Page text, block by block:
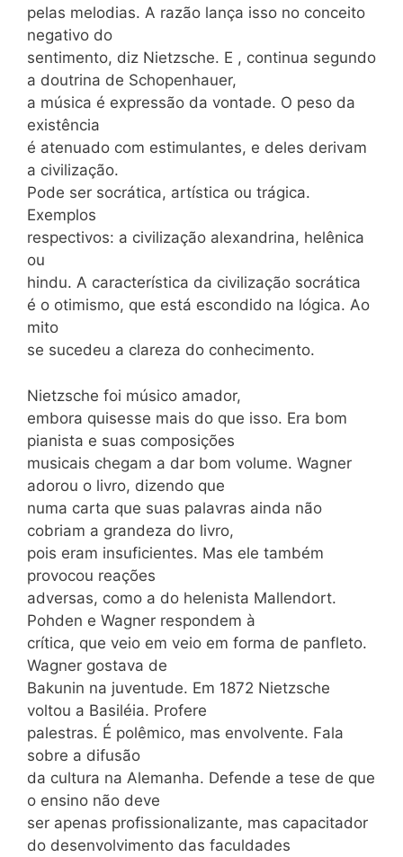
pelas melodias. A razão lança isso no conceito
negativo do
sentimento, diz Nietzsche. E , continua segundo
a doutrina de Schopenhauer,
a música é expressão da vontade. O peso da
existência
é atenuado com estimulantes, e deles derivam
a civilização.
Pode ser socrática, artística ou trágica.
Exemplos
respectivos: a civilização alexandrina, helênica
ou
hindu. A característica da civilização socrática
é o otimismo, que está escondido na lógica. Ao
mito
se sucedeu a clareza do conhecimento.
Nietzsche foi músico amador,
embora quisesse mais do que isso. Era bom
pianista e suas composições
musicais chegam a dar bom volume. Wagner
adorou o livro, dizendo que
numa carta que suas palavras ainda não
cobriam a grandeza do livro,
pois eram insuficientes. Mas ele também
provocou reações
adversas, como a do helenista Mallendort.
Pohden e Wagner respondem à
crítica, que veio em veio em forma de panfleto.
Wagner gostava de
Bakunin na juventude. Em 1872 Nietzsche
voltou a Basiléia. Profere
palestras. É polêmico, mas envolvente. Fala
sobre a difusão
da cultura na Alemanha. Defende a tese de que
o ensino não deve
ser apenas profissionalizante, mas capacitador
do desenvolvimento das faculdades